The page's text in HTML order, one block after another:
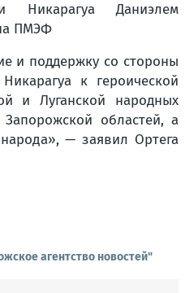
Никарагуа Даниэлем
ПМЭФ
и поддержку со стороны
к героической
и Луганской народных
областей, а
— заявил Ортега
агентство новостей"